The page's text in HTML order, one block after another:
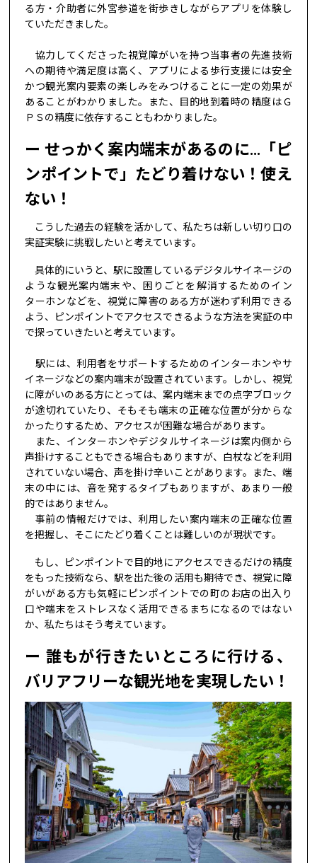
る方・介助者に外宮参道を街歩きしながらアプリを体験し
ていただきました。
協力してくださった視覚障がいを持つ当事者の先進技術
への期待や満足度は高く、アプリによる歩行支援には安全
かつ観光案内要素の楽しみをみつけることに一定の効果が
あることがわかりました。また、目的地到着時の精度はＧ
ＰＳの精度に依存することもわかりました。
せっかく案内端末があるのに…「ピ
ンポイントで」たどり着けない！使え
ない！
こうした過去の経験を活かして、私たちは新しい切り口の
実証実験に挑戦したいと考えています。
具体的にいうと、駅に設置しているデジタルサイネージの
ような観光案内端末や、困りごとを解消するためのイン
ターホンなどを、視覚に障害のある方が迷わず利用できる
よう、ピンポイントでアクセスできるような方法を実証の中
で探っていきたいと考えています。
駅には、利用者をサポートするためのインターホンやサ
イネージなどの案内端末が設置されています。しかし、視覚
に障がいのある方にとっては、案内端末までの点字ブロック
が途切れていたり、そもそも端末の正確な位置が分からな
かったりするため、アクセスが困難な場合があります。
また、インターホンやデジタルサイネージは案内側から
声掛けすることもできる場合もありますが、白杖などを利用
されていない場合、声を掛け辛いことがあります。また、端
末の中には、音を発するタイプもありますが、あまり一般
的ではありません。
事前の情報だけでは、利用したい案内端末の正確な位置
を把握し、そこにたどり着くことは難しいのが現状です。
もし、ピンポイントで目的地にアクセスできるだけの精度
をもった技術なら、駅を出た後の活用も期待でき、視覚に障
がいがある方も気軽にピンポイントでの町のお店の出入り
口や端末をストレスなく活用できるまちになるのではない
か、私たちはそう考えています。
誰もが行きたいところに行ける、
バリアフリーな観光地を実現したい！